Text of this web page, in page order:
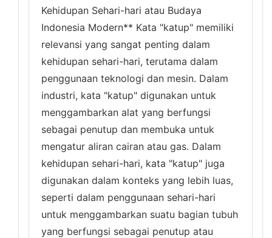
Kehidupan Sehari-hari atau Budaya
Indonesia Modern** Kata "katup" memiliki
relevansi yang sangat penting dalam
kehidupan sehari-hari, terutama dalam
penggunaan teknologi dan mesin. Dalam
industri, kata "katup" digunakan untuk
menggambarkan alat yang berfungsi
sebagai penutup dan membuka untuk
mengatur aliran cairan atau gas. Dalam
kehidupan sehari-hari, kata "katup" juga
digunakan dalam konteks yang lebih luas,
seperti dalam penggunaan sehari-hari
untuk menggambarkan suatu bagian tubuh
yang berfungsi sebagai penutup atau